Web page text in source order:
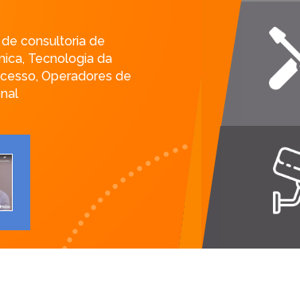
consultoria de
Tecnologia da
Operadores de